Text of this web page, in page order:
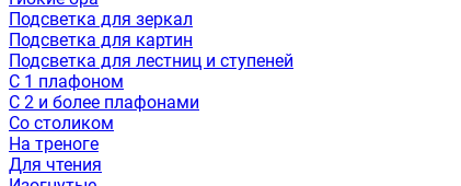
Подсветка для зеркал
Подсветка для картин
Подсветка для лестниц и ступеней
С 1 плафоном
С 2 и более плафонами
Со столиком
На треноге
Для чтения